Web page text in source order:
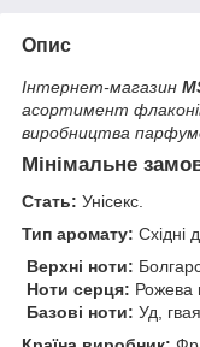
Опис
Інтернет-магазин
асортимент
виробництва
Мінімальне
Стать: Унісекс.
Тип аромату: Східні
Верхні ноти:
Ноти серця: Рожева
Базові ноти: Уд,